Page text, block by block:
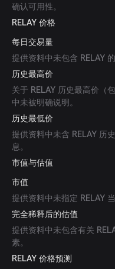
确认可用性。
RELAY 价格
每日交易量
提供资料中未包含 RELAY
历史最高价
关于 RELAY 历史最高价（
中未被明确说明。
历史最低价
提供资料中未含 RELAY 历
息。
市值与估值
市值
提供资料中未指定 RELAY
完全稀释后的估值
提供资料中未包含有关
素。
RELAY 价格预测